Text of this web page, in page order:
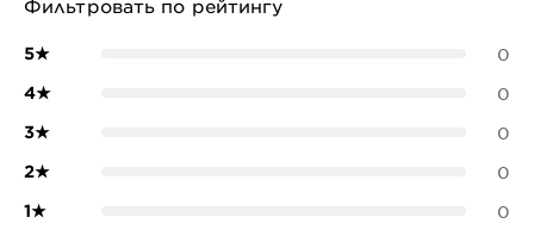
Фильтровать по рейтингу
5★ 0
4★ 0
3★ 0
2★ 0
1★ 0